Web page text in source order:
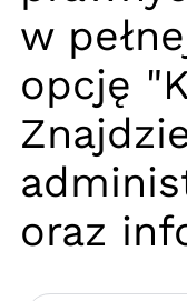
w
opcję
oraz